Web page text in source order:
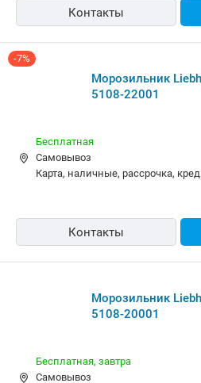
Контакты
-7%
Морозильник
5108-22001
Бесплатная
Самовывоз
карта, наличные, рассрочка,
Контакты
Морозильник
5108-20001
Бесплатная, завтра
Самовывоз